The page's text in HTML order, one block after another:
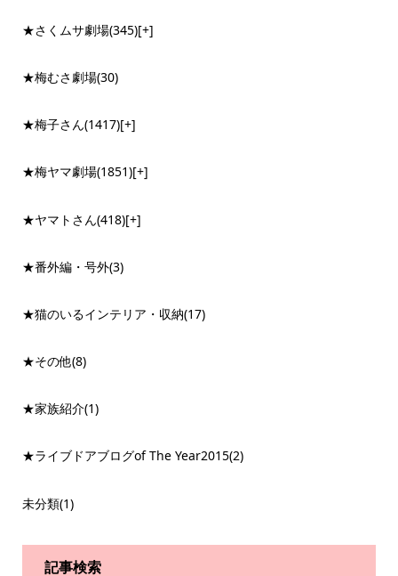
★さくムサ劇場(345)[+]
★梅むさ劇場(30)
★梅子さん(1417)[+]
★梅ヤマ劇場(1851)[+]
★ヤマトさん(418)[+]
★番外編・号外(3)
★猫のいるインテリア・収納(17)
★その他(8)
★家族紹介(1)
★ライブドアブログof The Year2015(2)
未分類(1)
記事検索